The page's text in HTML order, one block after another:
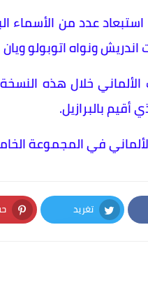
عدد من الأسماء
اندريش ونواه اتوبولو
خلال هذه
في المجموعة
تغريد
Twitter